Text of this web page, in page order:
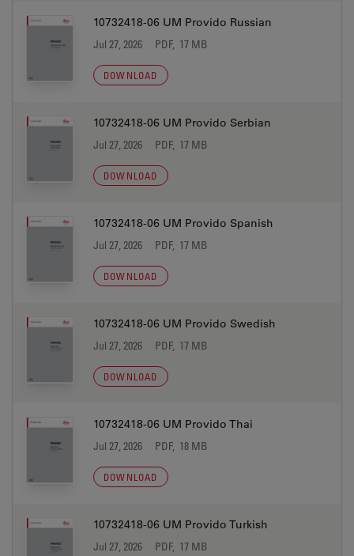
10732418-06 UM Provido Russian
Jul 27, 2026 PDF, 17 MB
DOWNLOAD
10732418-06 UM Provido Serbian
Jul 27, 2026 PDF, 17 MB
DOWNLOAD
10732418-06 UM Provido Spanish
Jul 27, 2026 PDF, 17 MB
DOWNLOAD
10732418-06 UM Provido Swedish
Jul 27, 2026 PDF, 17 MB
DOWNLOAD
10732418-06 UM Provido Thai
Jul 27, 2026 PDF, 18 MB
DOWNLOAD
10732418-06 UM Provido Turkish
Jul 27, 2026 PDF, 17 MB